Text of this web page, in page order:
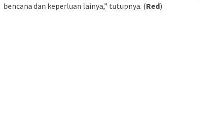
bencana dan keperluan lainya,” tutupnya. (Red)